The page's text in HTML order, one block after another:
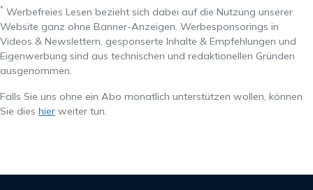
* Werbefreies Lesen bezieht sich dabei auf die Nutzung unserer
Website ganz ohne Banner-Anzeigen. Werbesponsorings in
Videos & Newslettern, gesponserte Inhalte & Empfehlungen und
Eigenwerbung sind aus technischen und redaktionellen Gründen
ausgenommen.
Falls Sie uns ohne ein Abo monatlich unterstützen wollen, können
Sie dies hier weiter tun.